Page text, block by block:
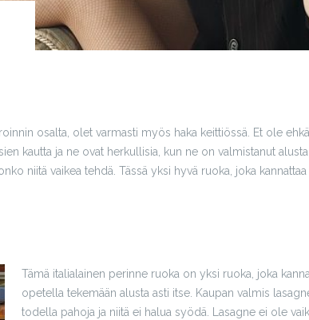
osalta, olet varmasti myös haka keittiössä. Et ole
kautta ja ne ovat herkullisia, kun ne on valmistanut alusta
niitä vaikea tehdä. Tässä yksi hyvä ruoka, joka
Tämä italialainen perinne ruoka on yksi ruoka, joka
opetella tekemään alusta asti itse. Kaupan valmis
todella pahoja ja niitä ei halua syödä. Lasagne ei ole